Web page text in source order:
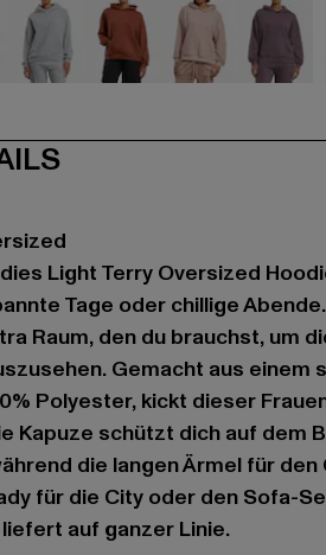
Light Terry Oversized
Tage oder chillige
Raum, den du brauchst, um
Gemacht aus einem
Polyester, kickt dieser
Kapuze schützt dich auf dem
die langen Ärmel für
für die City oder den Sofa-
auf ganzer Linie.